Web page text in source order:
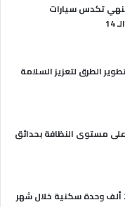
تكدس سيارات
الطرق لتعزيز السلامة
مستوى النظافة بحدائق